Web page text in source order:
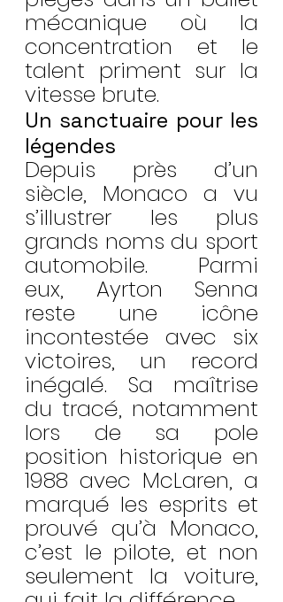
mécanique où la
concentration et le
talent priment sur la
vitesse brute.
Un sanctuaire pour les
légendes
Depuis près d’un
siècle, Monaco a vu
s’illustrer les plus
grands noms du sport
automobile. Parmi
eux, Ayrton Senna
reste une icône
incontestée avec six
victoires, un record
inégalé. Sa maîtrise
du tracé, notamment
lors de sa pole
position historique en
1988 avec McLaren, a
marqué les esprits et
prouvé qu’à Monaco,
c’est le pilote, et non
seulement la voiture,